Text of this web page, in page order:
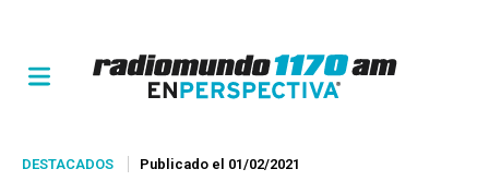
DESTACADOS Publicado el 01/02/2021